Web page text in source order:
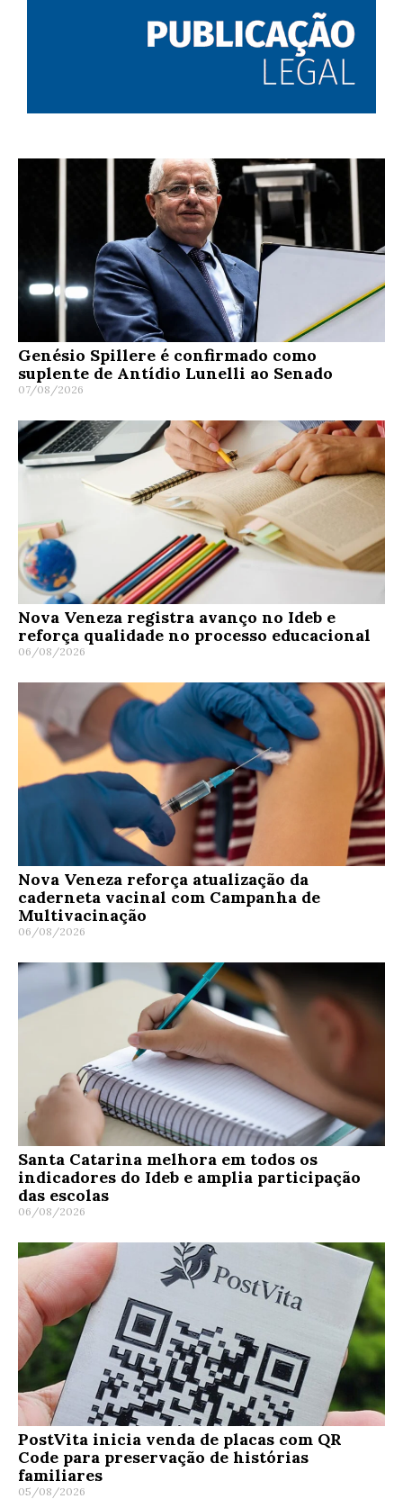
Genésio Spillere é confirmado como
suplente de Antídio Lunelli ao Senado
07/08/2026
Nova Veneza registra avanço no Ideb e
reforça qualidade no processo educacional
06/08/2026
Nova Veneza reforça atualização da
caderneta vacinal com Campanha de
Multivacinação
06/08/2026
Santa Catarina melhora em todos os
indicadores do Ideb e amplia participação
das escolas
06/08/2026
PostVita inicia venda de placas com QR
Code para preservação de histórias
familiares
05/08/2026